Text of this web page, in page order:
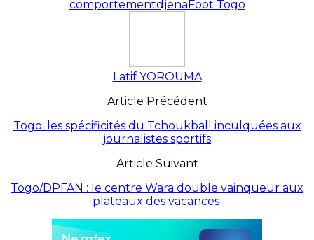
comportementdjenaFoot Togo
Latif YOROUMA
Article Précédent
Togo: les spécificités du Tchoukball inculquées aux
journalistes sportifs
Article Suivant
Togo/DPFAN : le centre Wara double vainqueur aux
plateaux des vacances